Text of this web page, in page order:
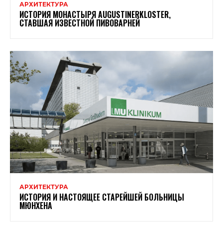
АРХИТЕКТУРА
ИСТОРИЯ МОНАСТЫРЯ AUGUSTINERKLOSTER,
СТАВШАЯ ИЗВЕСТНОЙ ПИВОВАРНЕЙ
АРХИТЕКТУРА
ИСТОРИЯ И НАСТОЯЩЕЕ СТАРЕЙШЕЙ БОЛЬНИЦЫ
МЮНХЕНА